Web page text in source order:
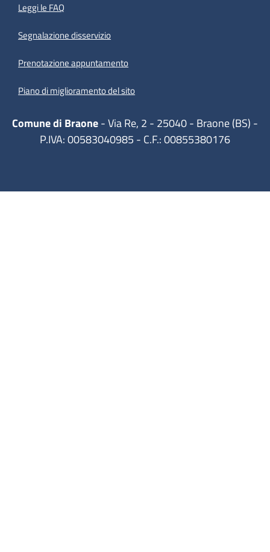
Leggi le FAQ
Segnalazione disservizio
Prenotazione appuntamento
Piano di miglioramento del sito
Comune di Braone- Via Re, 2 - 25040 - Braone (BS) -
P.IVA: 00583040985 - C.F.: 00855380176